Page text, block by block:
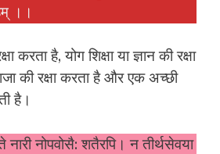
।।
करता है, योग शिक्षा या ज्ञान की रक्षा
की रक्षा करता है और एक अच्छी
है।
नारी नोपवोसै: शतैरपि। न तीर्थसेवया